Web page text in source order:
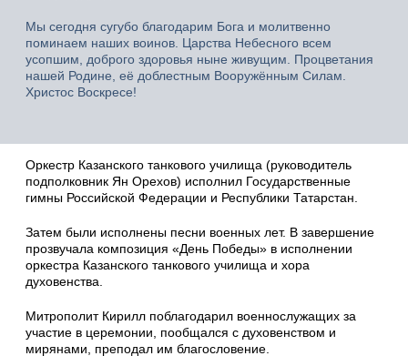
Мы сегодня сугубо благодарим Бога и молитвенно
поминаем наших воинов. Царства Небесного всем
усопшим, доброго здоровья ныне живущим. Процветания
нашей Родине, её доблестным Вооружённым Силам.
Христос Воскресе!
Оркестр Казанского танкового училища (руководитель
подполковник Ян Орехов) исполнил Государственные
гимны Российской Федерации и Республики Татарстан.
Затем были исполнены песни военных лет. В завершение
прозвучала композиция «День Победы» в исполнении
оркестра Казанского танкового училища и хора
духовенства.
Митрополит Кирилл поблагодарил военнослужащих за
участие в церемонии, пообщался с духовенством и
мирянами, преподал им благословение.